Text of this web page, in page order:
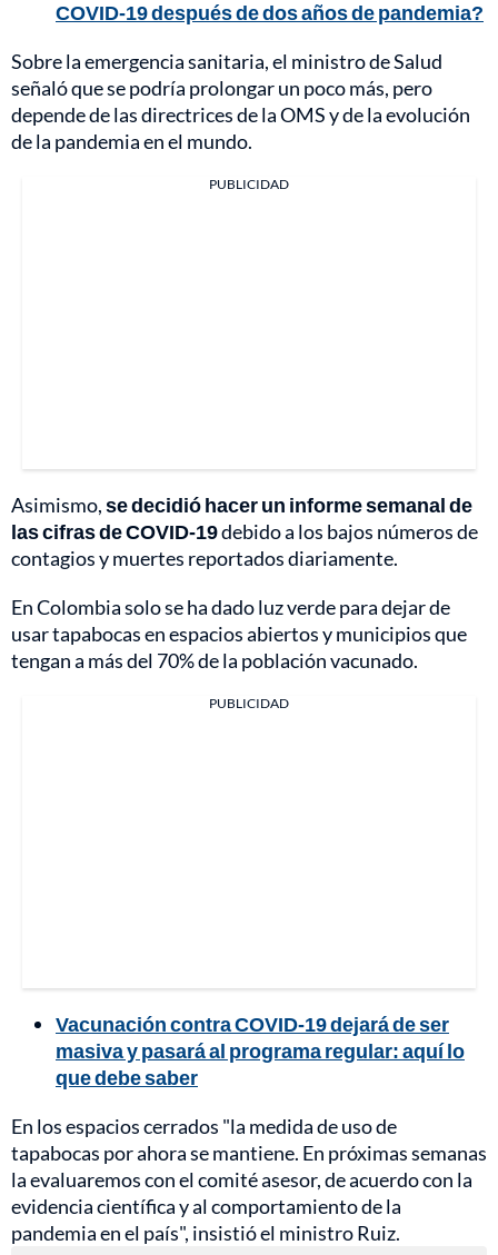
COVID-19 después de dos años de pandemia?
Sobre la emergencia sanitaria, el ministro de Salud
señaló que se podría prolongar un poco más, pero
depende de las directrices de la OMS y de la evolución
de la pandemia en el mundo.
PUBLICIDAD
Asimismo,se decidió hacer un informe semanal de
las cifras de COVID-19debido a los bajos números de
contagios y muertes reportados diariamente.
En Colombia solo se ha dado luz verde para dejar de
usar tapabocas en espacios abiertos y municipios que
tengan a más del 70% de la población vacunado.
PUBLICIDAD
Vacunación contra COVID-19 dejará de ser
masiva y pasará al programa regular: aquí lo
que debe saber
En los espacios cerrados "la medida de uso de
tapabocas por ahora se mantiene. En próximas semanas
la evaluaremos con el comité asesor, de acuerdo con la
evidencia científica y al comportamiento de la
pandemia en el país", insistió el ministro Ruiz.